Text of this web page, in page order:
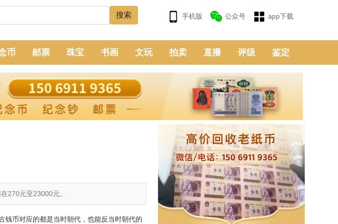
手机版 公众号 app下载
币 邮票 珠宝 书画 文玩 拍卖 直播 评级 鉴定
270元至23000元。
钱币对应的都是当时朝代，也能反当时朝代的